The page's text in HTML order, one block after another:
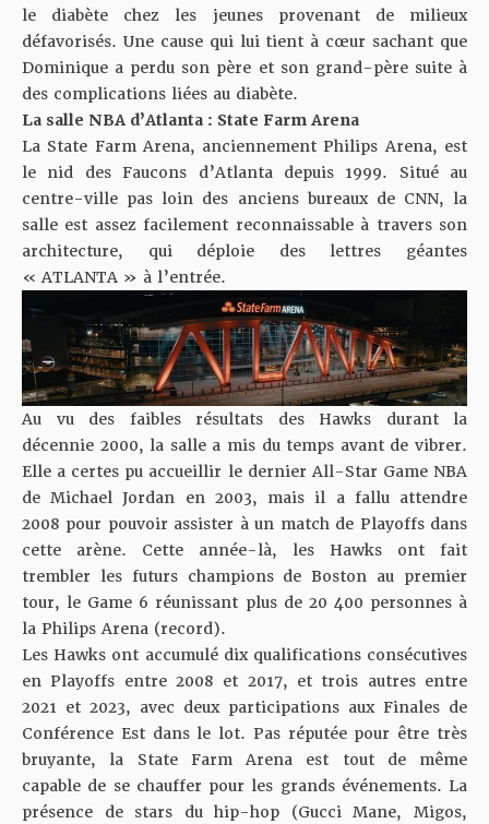
le diabète chez les jeunes provenant de milieux
défavorisés. Une cause qui lui tient à cœur sachant que
Dominique a perdu son père et son grand-père suite à
des complications liées au diabète.
La salle NBA d’Atlanta : State Farm Arena
La State Farm Arena, anciennement Philips Arena, est
le nid des Faucons d’Atlanta depuis 1999. Situé au
centre-ville pas loin des anciens bureaux de CNN, la
salle est assez facilement reconnaissable à travers son
architecture, qui déploie des lettres géantes
« ATLANTA » à l’entrée.
Au vu des faibles résultats des Hawks durant la
décennie 2000, la salle a mis du temps avant de vibrer.
Elle a certes pu accueillir le dernier All-Star Game NBA
de Michael Jordan en 2003, mais il a fallu attendre
2008 pour pouvoir assister à un match de Playoffs dans
cette arène. Cette année-là, les Hawks ont fait
trembler les futurs champions de Boston au premier
tour, le Game 6 réunissant plus de 20 400 personnes à
la Philips Arena (record).
Les Hawks ont accumulé dix qualifications consécutives
en Playoffs entre 2008 et 2017, et trois autres entre
2021 et 2023, avec deux participations aux Finales de
Conférence Est dans le lot. Pas réputée pour être très
bruyante, la State Farm Arena est tout de même
capable de se chauffer pour les grands événements. La
présence de stars du hip-hop (Gucci Mane, Migos,